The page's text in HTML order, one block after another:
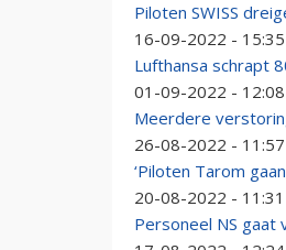
Piloten SWISS
16-09-2022 - 15:35
Lufthansa schrapt
01-09-2022 - 12:08
Meerdere
26-08-2022 - 11:57
‘Piloten Tarom
20-08-2022 - 11:31
Personeel NS gaat